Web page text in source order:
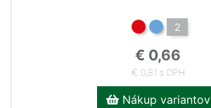
2
€ 0,66
€ 0,81 s DPH
Nákup variantov